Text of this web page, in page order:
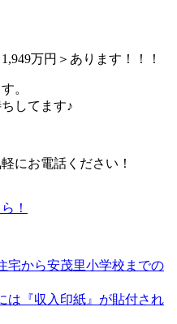
万円＞あります！！！
。
してます♪
にお電話ください！
！
宅から安茂里小学校までの
は『収入印紙』が貼付され